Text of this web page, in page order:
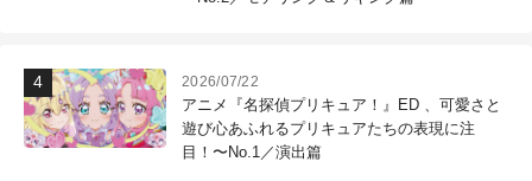
2026/07/22
アニメ『名探偵プリキュア！』ED 、可愛さと
遊び心あふれるプリキュアたちの表現に注
目！〜No.1／演出篇